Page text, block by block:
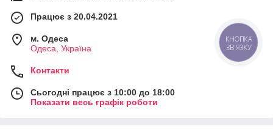
Працює з 20.04.2021
м. Одеса
Одеса, Україна
Контакти
Сьогодні працює з 10:00 до 18:00
Показати весь графік роботи
КНОПКА
ЗВ'ЯЗКУ